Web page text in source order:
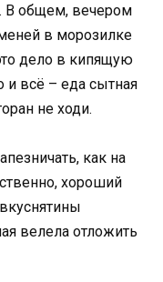
В общем, вечером
в морозилке
дело в кипящую
и всё – еда сытная
не ходи.
как на
хороший
велела отложить